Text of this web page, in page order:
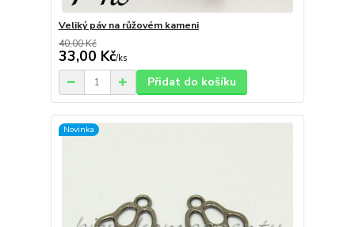
Veliký páv na růžovém kameni
40,00 Kč
33,00 Kč/ks
Přidat do košíku
Novinka